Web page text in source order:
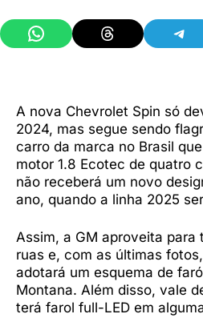
Share on WhatsAppShare on Threads
A nova Chevrolet Spin só
2024, mas segue sendo
carro da marca no Brasil
motor 1.8 Ecotec de quatro
não receberá um novo
ano, quando a linha 2025
Assim, a GM aproveita para
ruas e, com as últimas
adotará um esquema de
Montana. Além disso, vale
terá farol full-LED em